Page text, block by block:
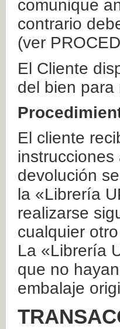
comunique
contrario
(ver
El Cliente
del bien para
El cliente
devolución
la «Librería
realizarse
cualquier
La «Librería
que no
embalaje